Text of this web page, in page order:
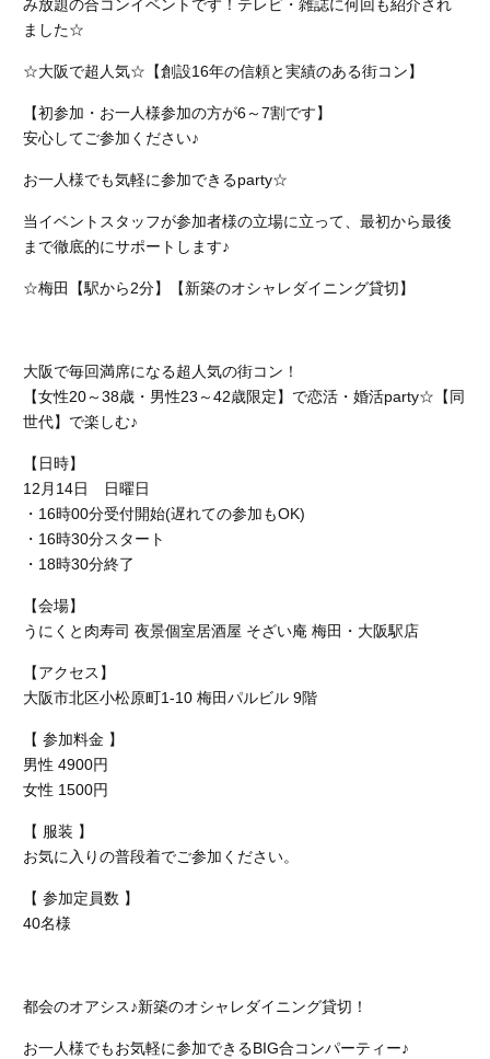
み放題の合コンイベントです！テレビ・雑誌に何回も紹介され
ました☆
☆大阪で超人気☆【創設16年の信頼と実績のある街コン】
【初参加・お一人様参加の方が6～7割です】
安心してご参加ください♪
お一人様でも気軽に参加できるparty☆
当イベントスタッフが参加者様の立場に立って、最初から最後
まで徹底的にサポートします♪
☆梅田【駅から2分】【新築のオシャレダイニング貸切】
大阪で毎回満席になる超人気の街コン！
【女性20～38歳・男性23～42歳限定】で恋活・婚活party☆【同
世代】で楽しむ♪
【日時】
12月14日 日曜日
・16時00分受付開始(遅れての参加もOK)
・16時30分スタート
・18時30分終了
【会場】
うにくと肉寿司 夜景個室居酒屋 そざい庵 梅田・大阪駅店
【アクセス】
大阪市北区小松原町1-10 梅田パルビル 9階
【 参加料金 】
男性 4900円
女性 1500円
【 服装 】
お気に入りの普段着でご参加ください。
【 参加定員数 】
40名様
都会のオアシス♪新築のオシャレダイニング貸切！
お一人様でもお気軽に参加できるBIG合コンパーティー♪